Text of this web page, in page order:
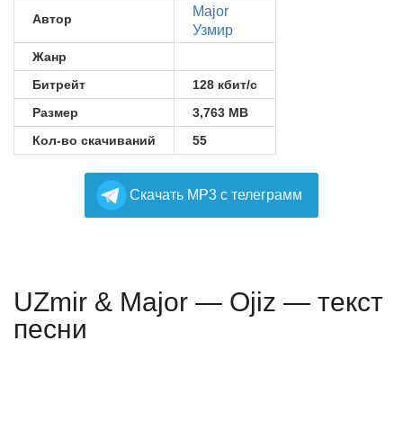
Автор
Major
Узмир
Жанр
Битрейт
128 кбит/с
Размер
3,763 MB
Кол-во скачиваний
55
Cкачать MP3 с телеграмм
UZmir & Major — Ojiz — текст
песни